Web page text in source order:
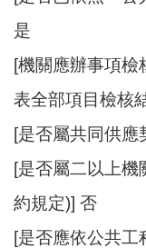
是
[機關應辦事項檢
表全部項目檢核
[是否屬共同供應
[是否屬二以上機
約規定)] 否
[是否應依公共工